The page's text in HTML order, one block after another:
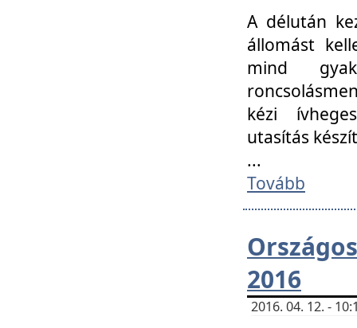
A délután
állomást
mind
kézi
utasítás
...
Tovább
2016
2016. 04. 12. -